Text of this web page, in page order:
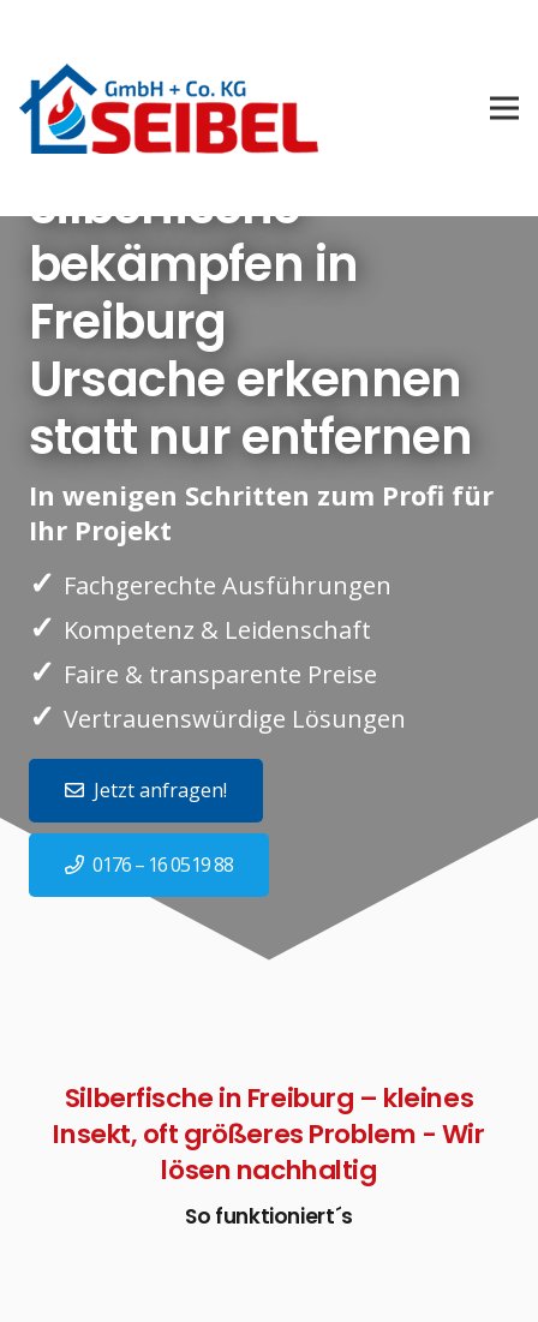
Silberfische
bekämpfen in
Freiburg
Ursache erkennen
statt nur entfernen
In wenigen Schritten zum Profi für
Ihr Projekt
✓ Fachgerechte Ausführungen
✓ Kompetenz & Leidenschaft
✓ Faire & transparente Preise
✓ Vertrauenswürdige Lösungen
Jetzt anfragen!
0176 – 16 0519 88
Silberfische in Freiburg – kleines
Insekt, oft größeres Problem - Wir
lösen nachhaltig
So funktioniert´s